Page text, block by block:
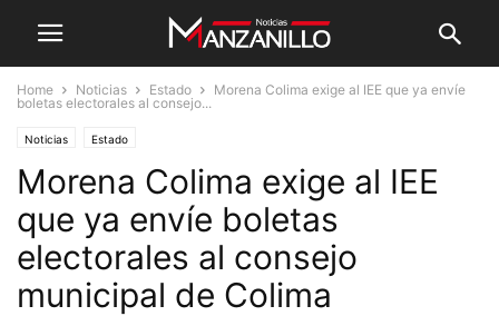
Home Noticias Estado
Morena Colima exige al IEE que ya envíe
boletas electorales al consejo...
Noticias Estado
Morena Colima exige al IEE
que ya envíe boletas
electorales al consejo
municipal de Colima